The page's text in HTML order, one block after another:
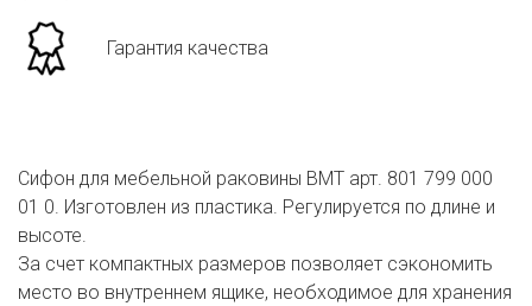
Гарантия качества
Сифон для мебельной раковины BMT арт. 801 799 000
01 0. Изготовлен из пластика. Регулируется по длине и
высоте.
За счет компактных размеров позволяет сэкономить
место во внутреннем ящике, необходимое для хранения